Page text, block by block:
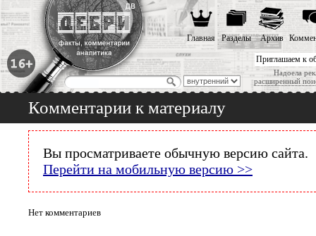
Приглашаем к
Надоела
расширенный
Главная Разделы Архив
Комментарии к материалу
Вы просматриваете обычную версию сайта.
Перейти на мобильную версию >>
Нет комментариев